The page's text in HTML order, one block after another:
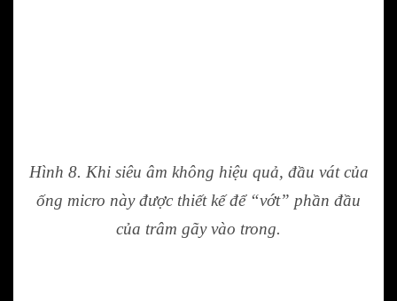
Hình 8. Khi siêu âm không hiệu quả, đầu vát của
ống micro này được thiết kế để “vớt” phần đầu
của trâm gãy vào trong.